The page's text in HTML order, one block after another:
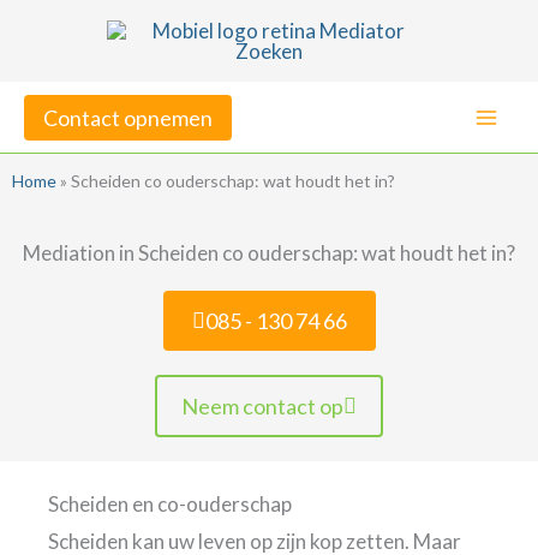
inhoudContact opnemen
Home » Scheiden co ouderschap: wat houdt het in?
Mediation in Scheiden co ouderschap: wat houdt het in?
085 - 130 74 66
Neem contact op
Scheiden en co-ouderschap
Scheiden kan uw leven op zijn kop zetten. Maar